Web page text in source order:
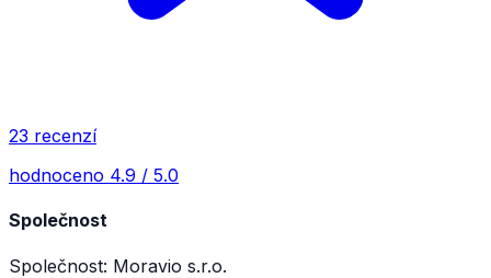
23 recenzí
hodnoceno 4.9 / 5.0
Společnost
Společnost: Moravio s.r.o.